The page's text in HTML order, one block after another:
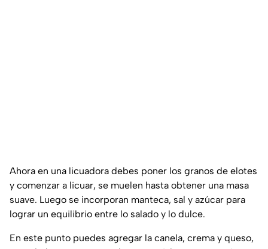
Ahora en una licuadora debes poner los granos de elotes
y comenzar a licuar, se muelen hasta obtener una masa
suave. Luego se incorporan manteca, sal y azúcar para
lograr un equilibrio entre lo salado y lo dulce.
En este punto puedes agregar la canela, crema y queso,